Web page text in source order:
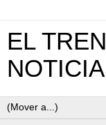
EL